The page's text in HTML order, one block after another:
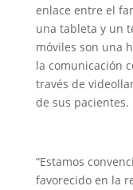
enlace entre el
una tableta y un
móviles son una
la comunicación
través de
de sus pacientes.
“Estamos
favorecido en la